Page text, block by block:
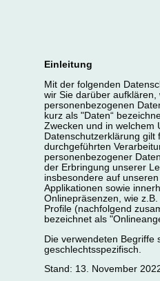
Einleitung
Mit der folgenden
wir Sie darüber aufklären,
personenbezogenen
kurz als "Daten“
Zwecken und in welchem
Datenschutzerklärung gilt
durchgeführten
personenbezogener
der Erbringung unserer
insbesondere auf
Applikationen sowie
Onlinepräsenzen, wie
Profile (nachfolgend
bezeichnet als
Die verwendeten Begriffe
geschlechtsspezifisch.
Stand: 13. November